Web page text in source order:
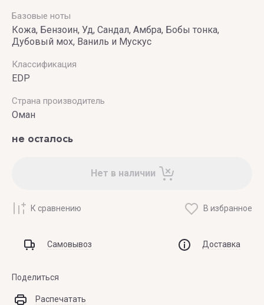
Базовые ноты
Кожа, Бензоин, Уд, Сандал, Амбра, Бобы тонка,
Дубовый мох, Ваниль и Мускус
Классификация
EDP
Страна производитель
Оман
не осталось
Нет в наличии
К сравнению В избранное
Самовывоз Доставка
Поделиться
Распечатать